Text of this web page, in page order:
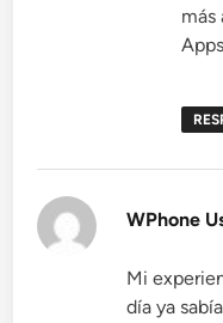
más
WPhone
Mi
día ya